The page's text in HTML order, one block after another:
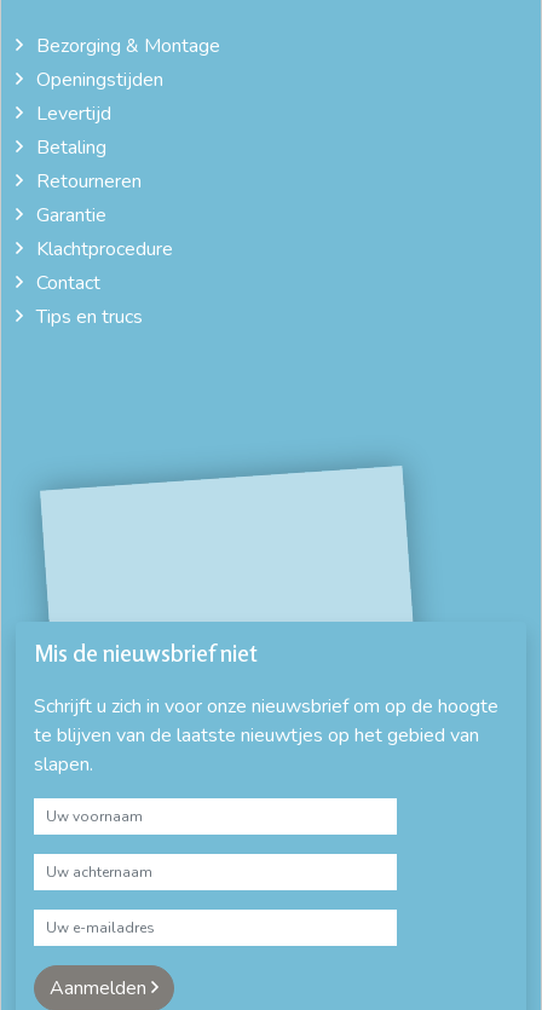
Bezorging & Montage
Openingstijden
Levertijd
Betaling
Retourneren
Garantie
Klachtprocedure
Contact
Tips en trucs
Mis de nieuwsbrief niet
Schrijft u zich in voor onze nieuwsbrief om op de hoogte
te blijven van de laatste nieuwtjes op het gebied van
slapen.
Aanmelden